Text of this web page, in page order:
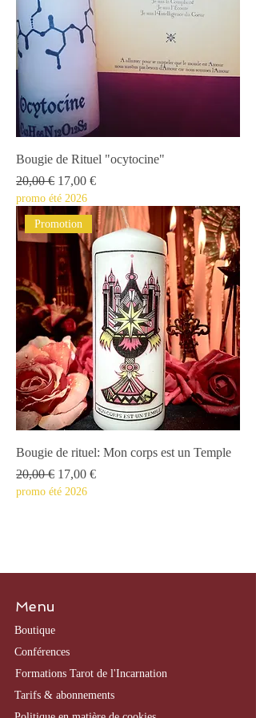
Bougie de Rituel "ocytocine"
Prix original
20,00 € Prix promotionnel
17,00 €
promo été 2026
Promotion
Bougie de rituel: Mon corps est un Temple
Prix original
20,00 € Prix promotionnel
17,00 €
promo été 2026
Menu
Boutique
​Conférences
Formations Tarot de l'Incarnation
Tarifs & abonnements